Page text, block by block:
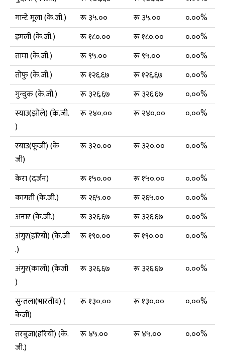
गान्टे मूला (के.जी.)
रू ३५.०० रू ३५.००
०.००%
इमली (के.जी.)
रू १८०.०० रू १८०.००
०.००%
तामा (के.जी.)
रू ९५.०० रू ९५.००
०.००%
तोफु (के.जी.)
रू १२६.६७ रू १२६.६७
०.००%
गुन्दुक (के.जी.)
रू ३२६.६७ रू ३२६.६७
०.००%
स्याउ(झोले) (के.जी.
)
रू २४०.०० रू २४०.०० ०.००%
स्याउ(फूजी) (के
जी)
रू ३२०.०० रू ३२०.०० ०.००%
केरा (दर्जन) रू १५०.०० रू १५०.००
०.००%
कागती (के.जी.)
रू २६५.०० रू २६५.००
०.००%
अनार (के.जी.)
रू ३२६.६७ रू ३२६.६७
०.००%
अंगुर(हरियो) (के.जी
.)
रू १९०.०० रू १९०.०० ०.००%
अंगुर(कालो) (केजी
)
रू ३२६.६७ रू ३२६.६७ ०.००%
सुन्तला(भारतीय) (
केजी)
रू १३०.०० रू १३०.०० ०.००%
तरबुजा(हरियो) (के.
जी.)
रू ४५.०० रू ४५.०० ०.००%